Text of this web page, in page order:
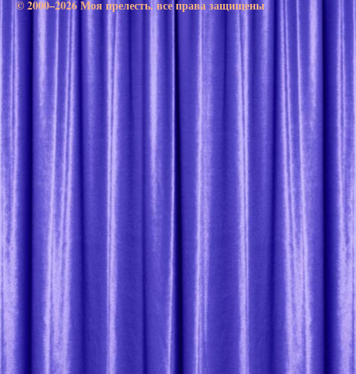
© 2000–2026 Моя прелесть. все права защищены